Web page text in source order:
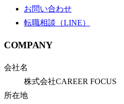
お問い合わせ
転職相談（LINE）
COMPANY
会社名
株式会社CAREER FOCUS
所在地